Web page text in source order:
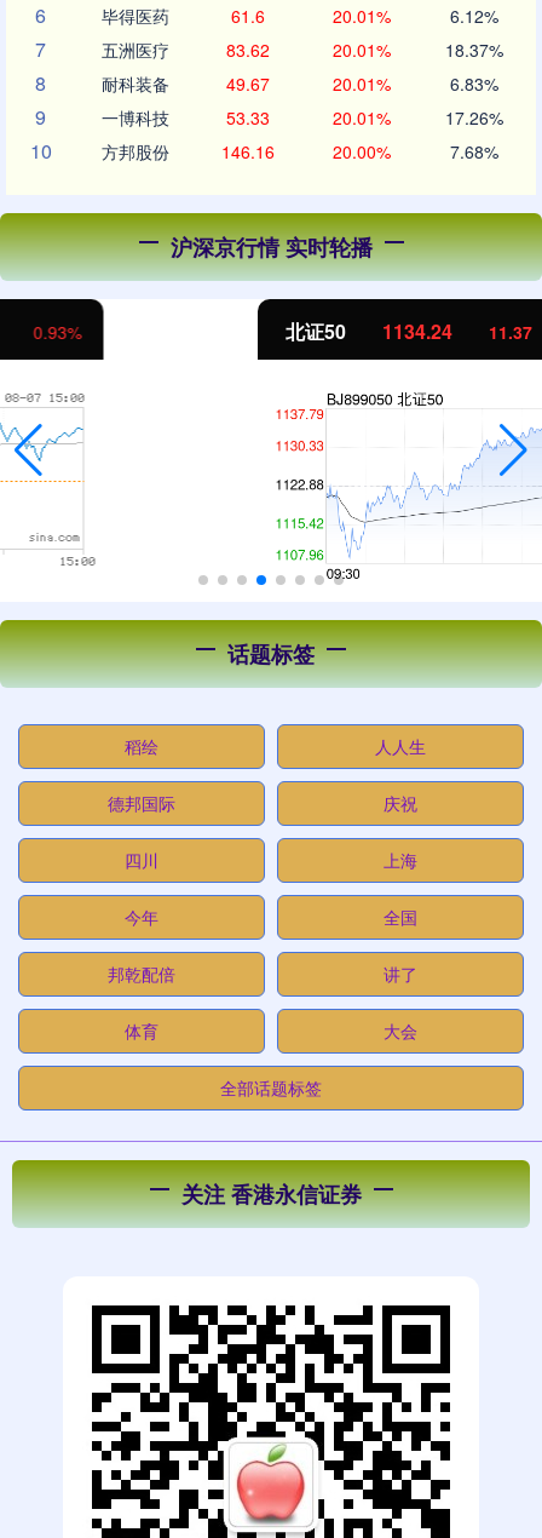
6 毕得医药 61.6 20.01% 6.12%
7 五洲医疗 83.62 20.01% 18.37%
8 耐科装备 49.67 20.01% 6.83%
9 一博科技 53.33 20.01% 17.26%
10 方邦股份 146.16 20.00% 7.68%
沪深京行情 实时轮播
11.37 1.01%
话题标签
稻绘 人人生
德邦国际 庆祝
四川 上海
今年 全国
邦乾配倍 讲了
体育 大会
全部话题标签
关注 香港永信证券